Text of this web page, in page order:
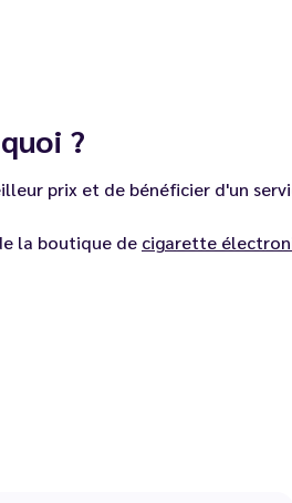
?
prix et de bénéficier d'un
la boutique de cigarette